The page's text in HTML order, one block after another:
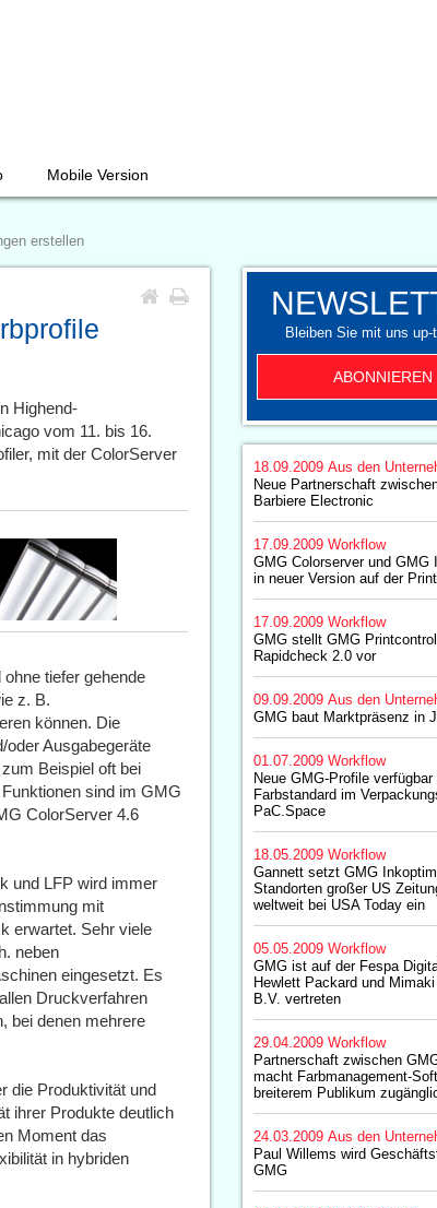
Mobile Version
erstellen
Highend-
vom 11. bis 16.
mit der ColorServer
tiefer gehende
z. B.
können. Die
oder Ausgabegeräte
Beispiel oft bei
sind im GMG
ColorServer 4.6
und LFP wird immer
mit
erwartet. Sehr viele
neben
eingesetzt. Es
Druckverfahren
bei denen mehrere
die Produktivität und
ihrer Produkte deutlich
Moment das
in hybriden
Bleiben Sie mit uns up-
ABONNIEREN
18.09.2009 Aus den
Neue Partnerschaft
Barbiere Electronic
17.09.2009 Workflow
GMG Colorserver und GMG
in neuer Version auf der
17.09.2009 Workflow
GMG stellt GMG
Rapidcheck 2.0 vor
09.09.2009 Aus den
GMG baut Marktpräsenz in
01.07.2009 Workflow
Neue GMG-Profile verfügbar
Farbstandard im
PaC.Space
18.05.2009 Workflow
Gannett setzt GMG
Standorten großer US
weltweit bei USA Today ein
05.05.2009 Workflow
GMG ist auf der Fespa
Hewlett Packard und
B.V. vertreten
29.04.2009 Workflow
Partnerschaft zwischen
macht Farbmanagement-
breiterem Publikum
24.03.2009 Aus den
Paul Willems wird
GMG